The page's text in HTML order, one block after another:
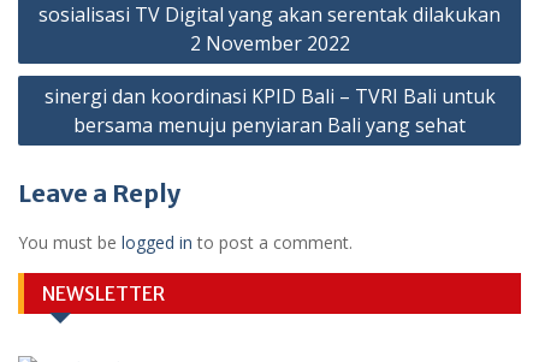
sosialisasi TV Digital yang akan serentak dilakukan
2 November 2022
sinergi dan koordinasi KPID Bali – TVRI Bali untuk
bersama menuju penyiaran Bali yang sehat
Leave a Reply
You must be logged in to post a comment.
NEWSLETTER